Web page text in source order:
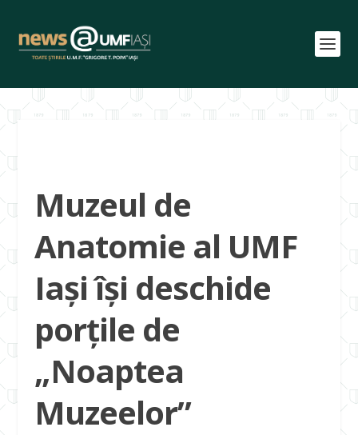
Muzeul de
Anatomie al UMF
Iași își deschide
porțile de
„Noaptea
Muzeelor”